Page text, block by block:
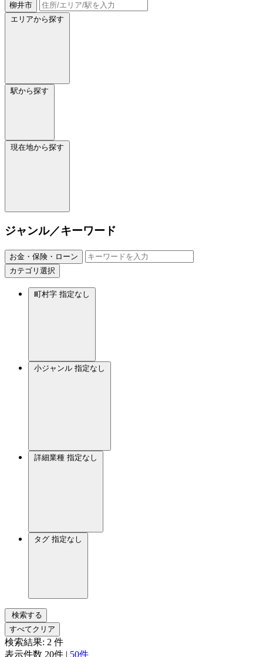
柳井市
エリアから探す
駅から探す
現在地から探す
ジャンル／キーワード
お金・保険・ローン
カテゴリ選択
町村字 指定なし
小ジャンル 指定なし
詳細業種 指定なし
タグ 指定なし
検索する
すべてクリア
検索結果: 2 件
表示件数 20件 | 50件